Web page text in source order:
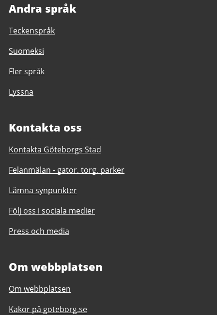
Andra språk
Teckenspråk
Suomeksi
Fler språk
Lyssna
Kontakta oss
Kontakta Göteborgs Stad
Felanmälan - gator, torg, parker
Lämna synpunkter
Följ oss i sociala medier
Press och media
Om webbplatsen
Om webbplatsen
Kakor på goteborg.se